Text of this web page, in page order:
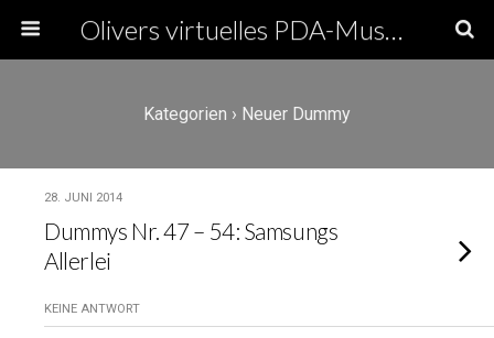
Olivers virtuelles PDA-Museum
Kategorien › Neuer Dummy
28. JUNI 2014
Dummys Nr. 47 – 54: Samsungs
Allerlei
KEINE ANTWORT